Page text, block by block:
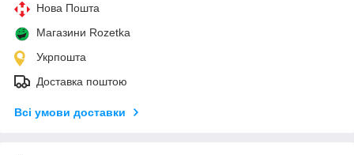
Нова Пошта
Магазини Rozetka
Укрпошта
Доставка поштою
Всі умови доставки